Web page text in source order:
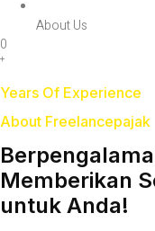
About Us
0
+
Years Of Experience
About Freelancepajak
Memberikan
untuk Anda!